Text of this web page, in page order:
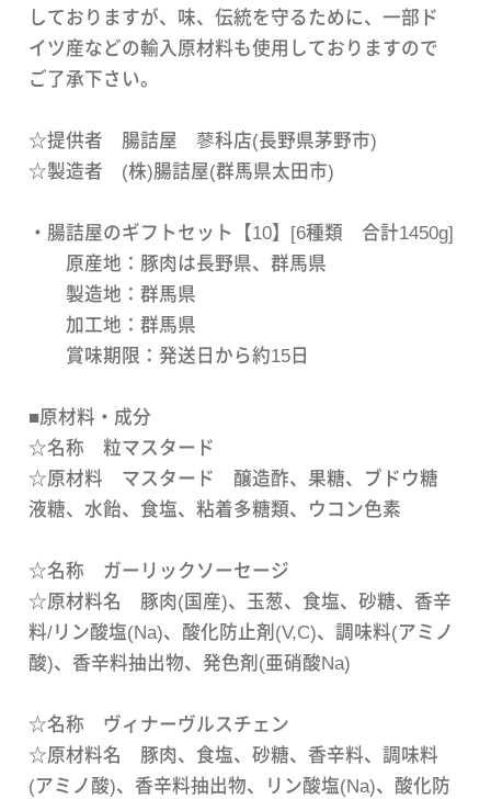
しておりますが、味、伝統を守るために、一部ド
イツ産などの輸入原材料も使用しておりますので
ご了承下さい。
☆提供者 腸詰屋 蓼科店(長野県茅野市)
☆製造者 (株)腸詰屋(群馬県太田市)
・腸詰屋のギフトセット【10】[6種類 合計1450g]
原産地：豚肉は長野県、群馬県
製造地：群馬県
加工地：群馬県
賞味期限：発送日から約15日
■原材料・成分
☆名称 粒マスタード
☆原材料 マスタード 醸造酢、果糖、ブドウ糖
液糖、水飴、食塩、粘着多糖類、ウコン色素
☆名称 ガーリックソーセージ
☆原材料名 豚肉(国産)、玉葱、食塩、砂糖、香辛
料/リン酸塩(Na)、酸化防止剤(V,C)、調味料(アミノ
酸)、香辛料抽出物、発色剤(亜硝酸Na)
☆名称 ヴィナーヴルスチェン
☆原材料名 豚肉、食塩、砂糖、香辛料、調味料
(アミノ酸)、香辛料抽出物、リン酸塩(Na)、酸化防